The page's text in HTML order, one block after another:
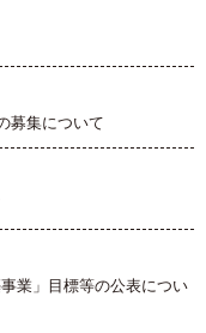
募集について
業」目標等の公表につい